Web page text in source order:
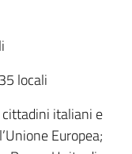
locali
italiani e
Europea;